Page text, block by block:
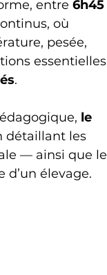
entre 6h45
où
pesée,
essentielles
.
le
détaillant les
— ainsi que le
élevage.